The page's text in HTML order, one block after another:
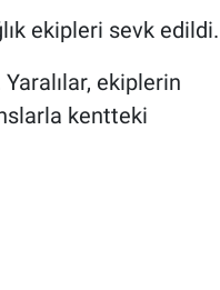
ekipleri sevk edildi.
ekiplerin
kentteki